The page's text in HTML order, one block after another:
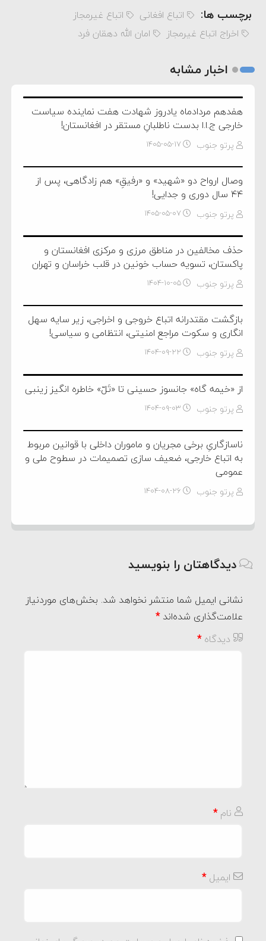
برچسب ها: اتباع افغانی
اتباع غیرمجاز
اخراج اتباع غیرمجاز
امان الله دهقان فرد
اخبار مشابه
هفدهم مردادماه یادروز شهادت هفت نماینده سیاست
خارجی ج.ا.ا بدست ناطلبانِ مستقر در افغانستان!
پرتو جنوب ۱۴۰۵-۰۵-۱۷
وصال ارواح دو «شهید» و «رفیقِ» هم زادگاهی، پس از
۴۴ سال دوری و جدایی!
پرتو جنوب ۱۴۰۵-۰۵-۰۷
حذف مخالفین در مناطق مرزی و مرکزی افغانستان و
پاکستان، تسویه حساب خونین در قلب خراسان و تهران
پرتو جنوب ۱۴۰۴-۱۰-۰۵
بازگشت مقتدرانه اتباع خروجی و اخراجی، زیر سایه سهل
انگاری و سکوت مراجع امنیتی، انتظامی‌ و سیاسی!
پرتو جنوب ۱۴۰۴-۰۹-۲۲
از «خیمه گاه» جانسوز حسینی تا «تَلّ» خاطره انگیز زینبی
پرتو جنوب ۱۴۰۴-۰۹-۰۳
ناسازگاریِ برخی مجریان و ماموران داخلی با قوانین مربوط
به اتباع خارجی، ضعیف سازی تصمیمات در سطوح ملی و
عمومی
پرتو جنوب ۱۴۰۴-۰۸-۲۶
دیدگاهتان را بنویسید
نشانی ایمیل شما منتشر نخواهد شد. بخش‌های موردنیاز
علامت‌گذاری شده‌اند*
دیدگاه*
نام*
ایمیل*